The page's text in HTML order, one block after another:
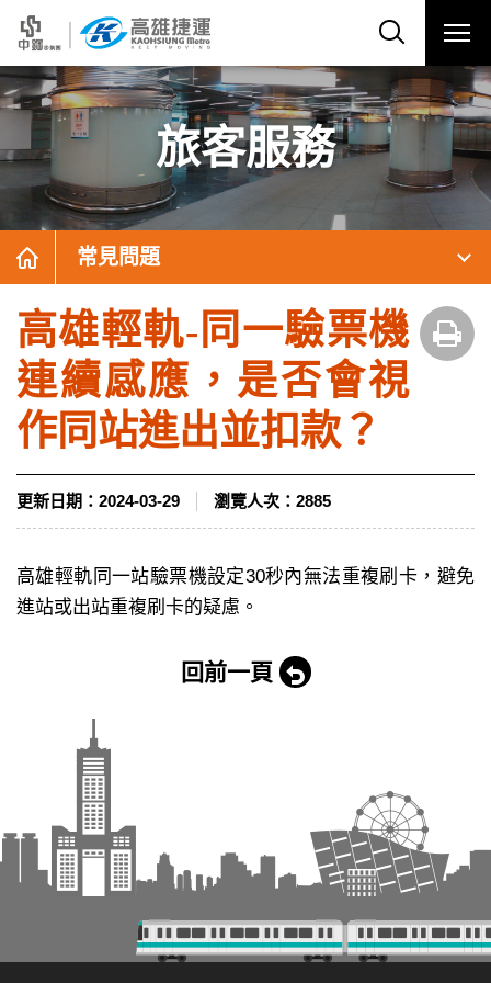
旅客服務
常見問題
高雄輕軌-同一驗票機
連續感應，是否會視
作同站進出並扣款？
更新日期： 2024-03-29 瀏覽人次： 2885
高雄輕軌同一站驗票機設定30秒內無法重複刷卡，避免
進站或出站重複刷卡的疑慮。
回前一頁